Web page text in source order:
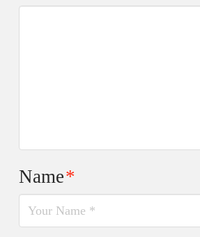
Name*